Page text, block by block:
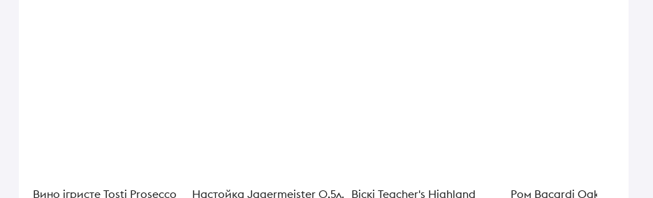
Вино ігристе Tosti Prosecco
Настойка Jagermeister 0,5л. Віскі Teacher's Highland
Ром Bacardi Oakheart 1л